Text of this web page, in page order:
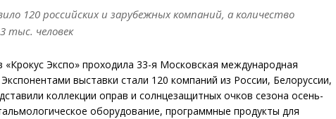
120 российских и зарубежных компаний, а количество
тыс. человек
«Крокус Экспо» проходила 33-я Московская международная
выставки стали 120 компаний из России, Белоруссии,
коллекции оправ и солнцезащитных очков сезона осень-
оборудование, программные продукты для